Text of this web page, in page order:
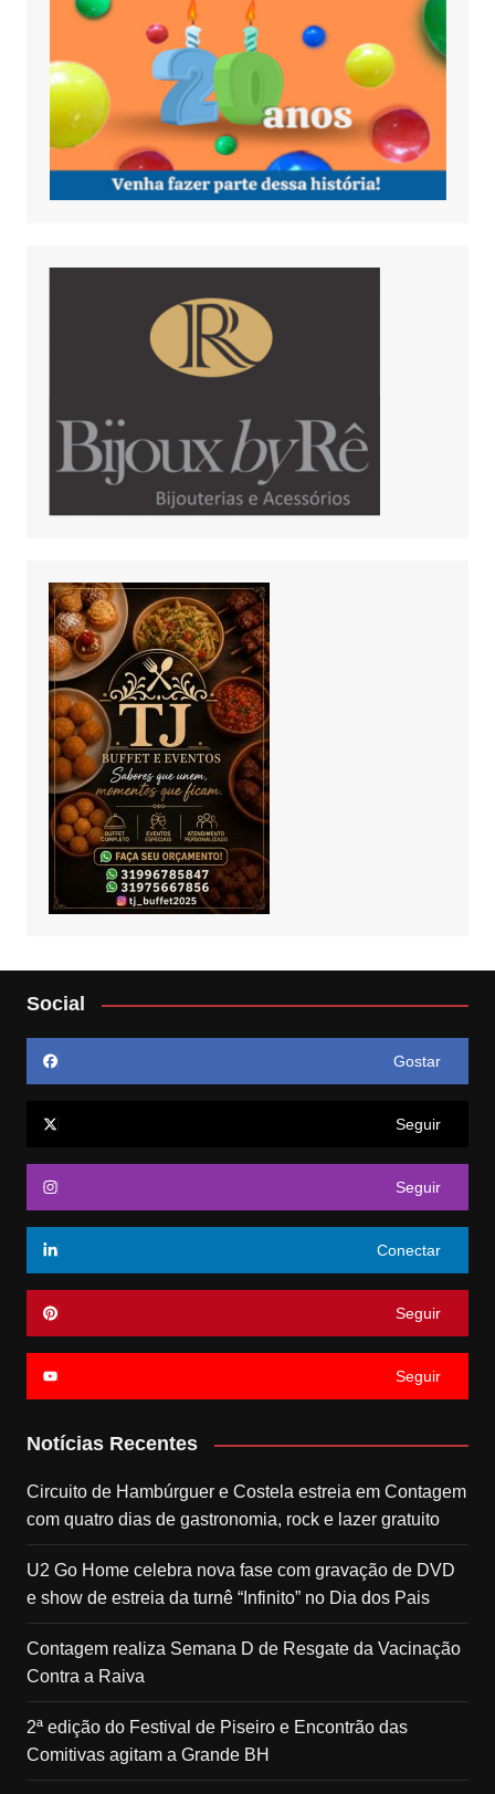
Social
Gostar
Seguir
Seguir
Conectar
Seguir
Seguir
Notícias Recentes
Circuito de Hambúrguer e Costela estreia em Contagem
com quatro dias de gastronomia, rock e lazer gratuito
U2 Go Home celebra nova fase com gravação de DVD
e show de estreia da turnê “Infinito” no Dia dos Pais
Contagem realiza Semana D de Resgate da Vacinação
Contra a Raiva
2ª edição do Festival de Piseiro e Encontrão das
Comitivas agitam a Grande BH